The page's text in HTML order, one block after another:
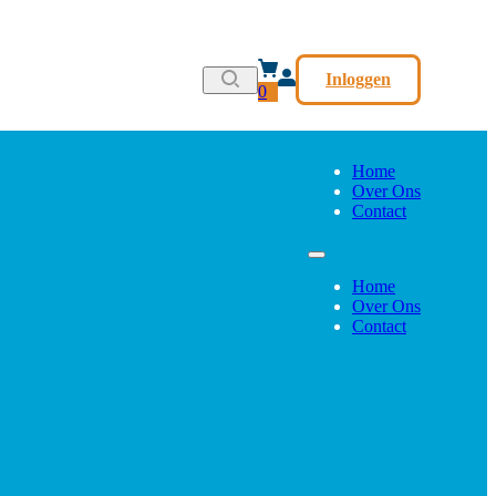
0
Inloggen
Home
Over Ons
Contact
Home
Over Ons
Contact